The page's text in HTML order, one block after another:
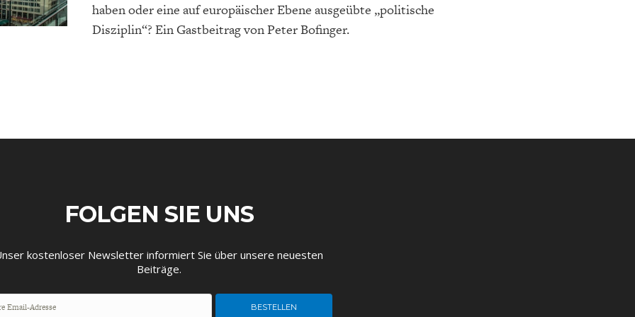
haben oder eine auf europäischer Ebene ausgeübte „politische
Disziplin“? Ein Gastbeitrag von Peter Bofinger.
FOLGEN SIE UNS
kostenloser Newsletter informiert Sie über unsere neuesten
Beiträge.